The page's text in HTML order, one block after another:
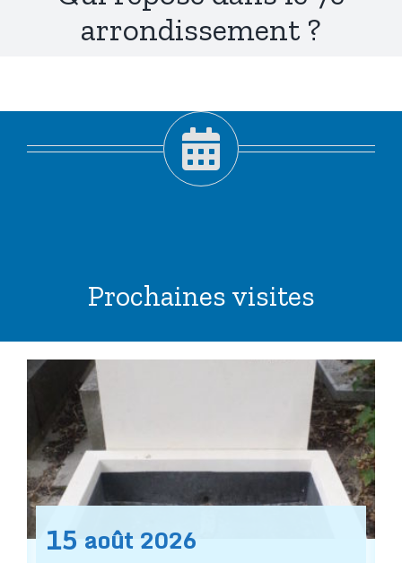
arrondissement ?
Prochaines visites
15 août 2026